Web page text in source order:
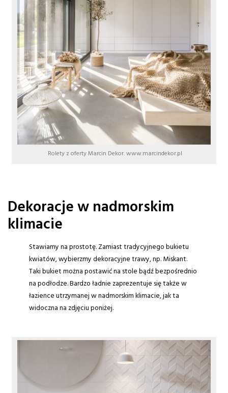
Rolety z oferty Marcin Dekor. www.marcindekor.pl
Dekoracje w nadmorskim
klimacie
Stawiamy na prostotę. Zamiast tradycyjnego bukietu
kwiatów, wybierzmy dekoracyjne trawy, np. Miskant.
Taki bukiet można postawić na stole bądź bezpośrednio
na podłodze. Bardzo ładnie zaprezentuje się także w
łazience utrzymanej w nadmorskim klimacie, jak ta
widoczna na zdjęciu poniżej.